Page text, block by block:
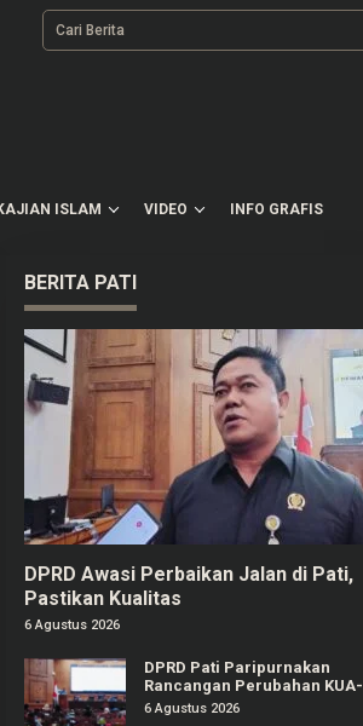
ISLAM VIDEO INFO GRAFIS
BERITA PATI
DPRD Awasi Perbaikan Jalan di Pati,
Pastikan Kualitas
6 Agustus 2026
DPRD Pati Paripurnakan
Rancangan Perubahan KUA-
PPAS APBD Tahun 2026
6 Agustus 2026